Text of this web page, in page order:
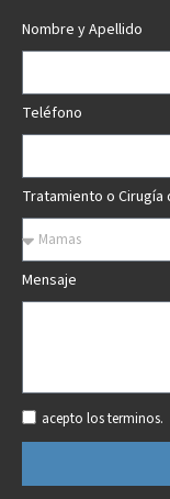
Nombre y Apellido
Teléfono
Tratamiento o
Mensaje
acepto los terminos.